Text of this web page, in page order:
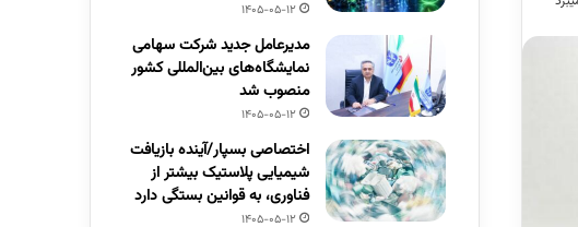
1405-05-12
مدیرعامل جدید شرکت سهامی
نمایشگاه‌های بین‌المللی کشور
منصوب شد
1405-05-12
اختصاصی بسپار/آینده بازیافت
شیمیایی پلاستیک بیشتر از
فناوری، به قوانین بستگی دارد
1405-05-12